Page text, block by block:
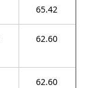
65.42
62.60
62.60